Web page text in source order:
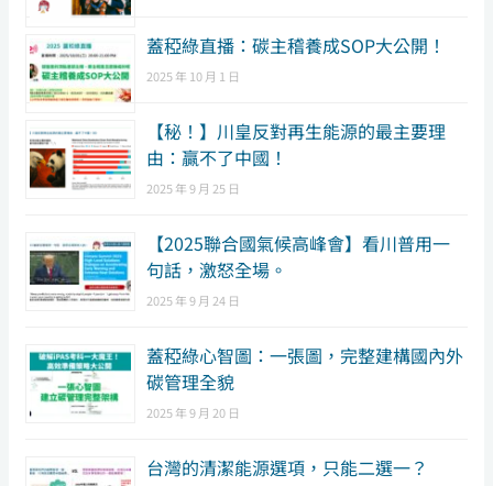
蓋稏綠直播：碳主稽養成SOP大公開！
2025 年 10 月 1 日
【秘！】川皇反對再生能源的最主要理
由：贏不了中國！
2025 年 9 月 25 日
【2025聯合國氣候高峰會】看川普用一
句話，激怒全場。
2025 年 9 月 24 日
蓋稏綠心智圖：一張圖，完整建構國內外
碳管理全貌
2025 年 9 月 20 日
台灣的清潔能源選項，只能二選一？